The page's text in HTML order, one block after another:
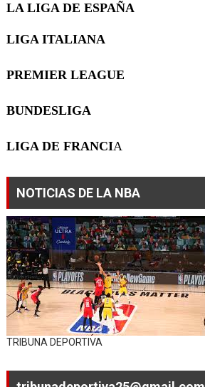
LA LIGA DE ESPAÑA
LIGA ITALIANA
PREMIER LEAGUE
BUNDESLIGA
LIGA DE FRANCIA
NOTICIAS DE LA NBA
TRIBUNA DEPORTIVA